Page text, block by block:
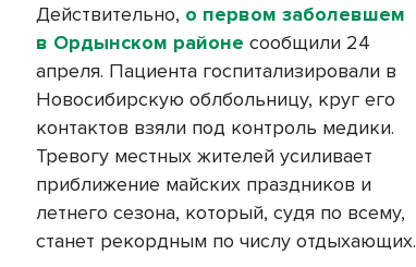
Действительно, о первом заболевшем
в Ордынском районе сообщили 24
апреля. Пациента госпитализировали в
Новосибирскую облбольницу, круг его
контактов взяли под контроль медики.
Тревогу местных жителей усиливает
приближение майских праздников и
летнего сезона, который, судя по всему,
станет рекордным по числу отдыхающих.